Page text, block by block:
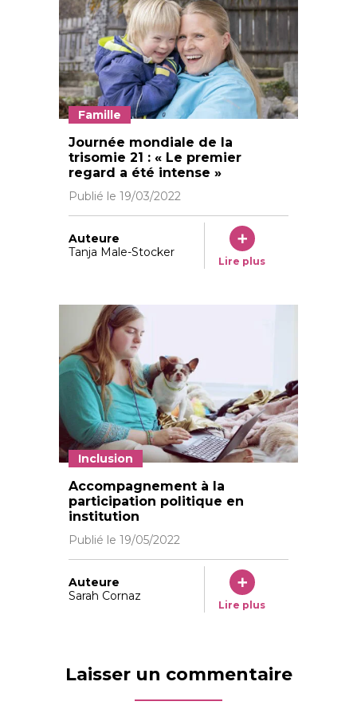
Legende: «Que Kyan ait une trisomie 21 n’était
Famille
Journée mondiale de la
trisomie 21 : « Le premier
regard a été intense »
Publié le 19/03/2022
Auteure
Tanja Male-Stocker
Lire plus
Un document sur le « comment voter » en FALC
Inclusion
Accompagnement à la
participation politique en
institution
Publié le 19/05/2022
Auteure
Sarah Cornaz
Lire plus
Laisser un commentaire